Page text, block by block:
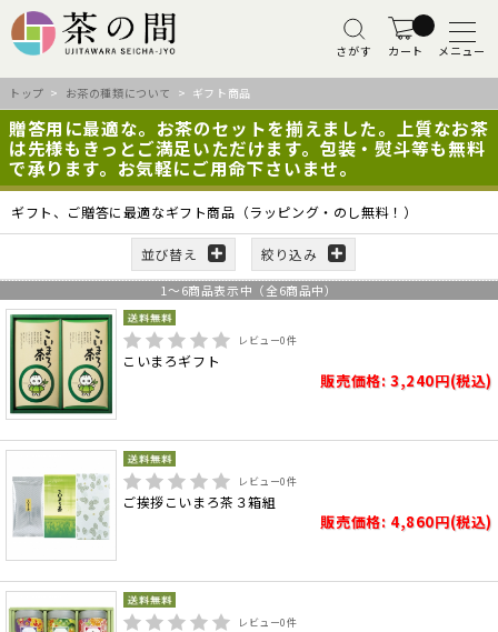
さがす カート メニュー
トップ > お茶の種類について > ギフト商品
贈答用に最適な。お茶のセットを揃えました。上質なお茶
は先様もきっとご満足いただけます。包装・熨斗等も無料
で承ります。お気軽にご用命下さいませ。
ギフト、ご贈答に最適なギフト商品（ラッピング・のし無料！）
並び替え 絞り込み
1 ～6商品表示中（全6商品中）
レビュー0件
こいまろギフト
販売価格: 3,240円(税込)
レビュー0件
ご挨拶こいまろ茶３箱組
販売価格: 4,860円(税込)
レビュー0件